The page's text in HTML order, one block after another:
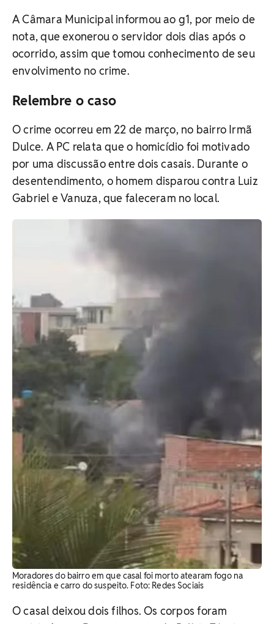
A Câmara Municipal informou ao g1, por meio de
nota, que exonerou o servidor dois dias após o
ocorrido, assim que tomou conhecimento de seu
envolvimento no crime.
Relembre o caso
O crime ocorreu em 22 de março, no bairro Irmã
Dulce. A PC relata que o homicídio foi motivado
por uma discussão entre dois casais. Durante o
desentendimento, o homem disparou contra Luiz
Gabriel e Vanuza, que faleceram no local.
Moradores do bairro em que casal foi morto atearam fogo na
residência e carro do suspeito. Foto: Redes Sociais
O casal deixou dois filhos. Os corpos foram